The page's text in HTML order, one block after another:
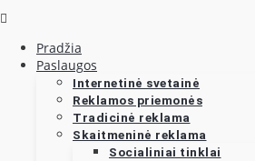
Pradžia
Paslaugos
Internetinė svetainė
Reklamos priemonės
Tradicinė reklama
Skaitmeninė reklama
Socialiniai tinklai